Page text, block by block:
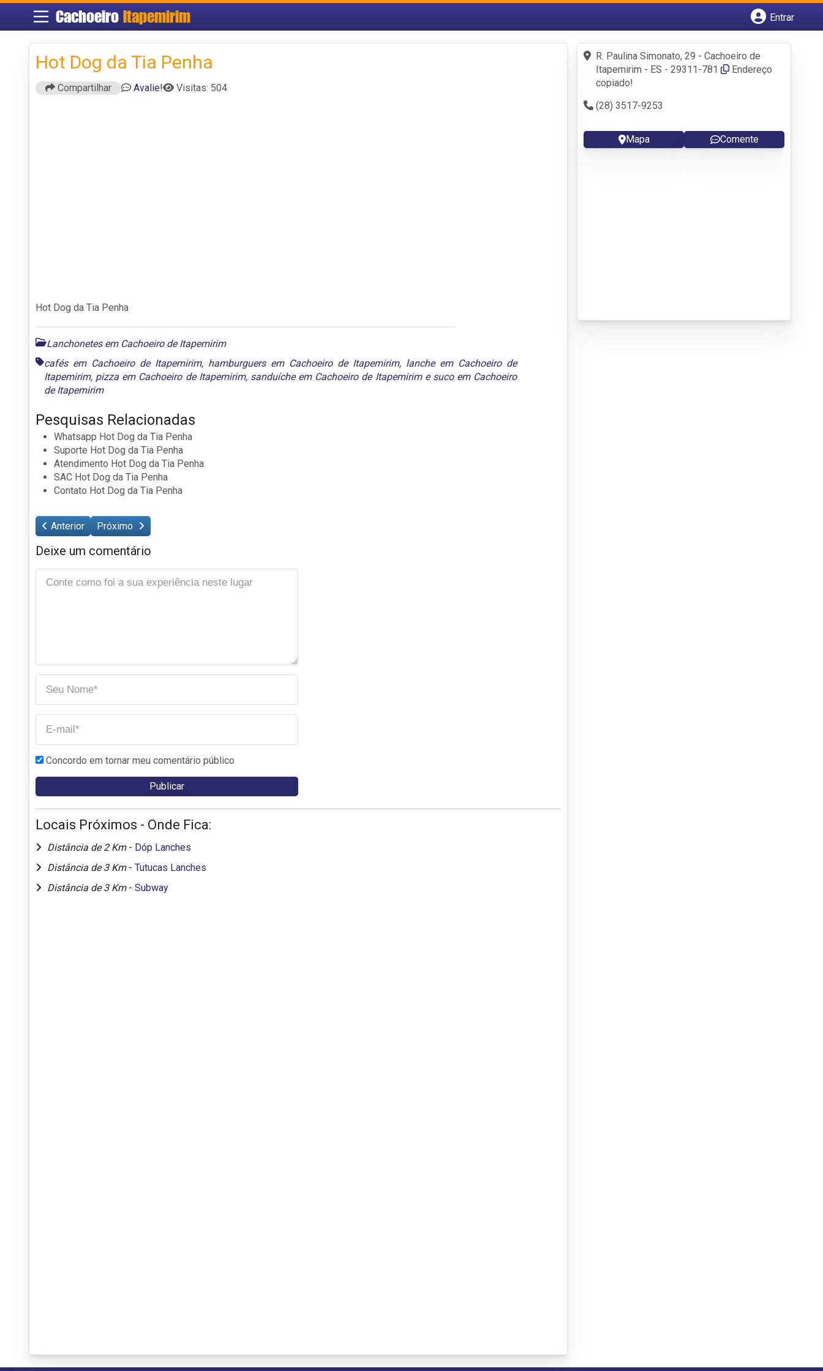
Cachoeiro Itapemirim
Entrar
Fazer login
Criar conta
Hot Dog da Tia Penha
Compartilhar Avalie! Visitas: 504
Hot Dog da Tia Penha
Lanchonetes em Cachoeiro de Itapemirim
cafés em Cachoeiro de Itapemirim, hamburguers em Cachoeiro de Itapemirim, lanche em Cachoeiro de
Itapemirim, pizza em Cachoeiro de Itapemirim, sanduíche em Cachoeiro de Itapemirime suco em Cachoeiro
de Itapemirim
Pesquisas Relacionadas
Whatsapp Hot Dog da Tia Penha
Suporte Hot Dog da Tia Penha
Atendimento Hot Dog da Tia Penha
SAC Hot Dog da Tia Penha
Contato Hot Dog da Tia Penha
Anterior Próximo
Deixe um comentário
Concordo em tornar meu comentário público
Locais Próximos - Onde Fica:
Distância de 2 Km - Dóp Lanches
Distância de 3 Km - Tutucas Lanches
Distância de 3 Km - Subway
R. Paulina Simonato, 29 - Cachoeiro de
Itapemirim - ES - 29311-781
Endereço
copiado!
(28) 3517-9253
Mapa Comente